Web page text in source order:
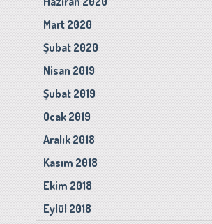
Mart 2020
Şubat 2020
Nisan 2019
Şubat 2019
Ocak 2019
Aralık 2018
Kasım 2018
Ekim 2018
Eylül 2018